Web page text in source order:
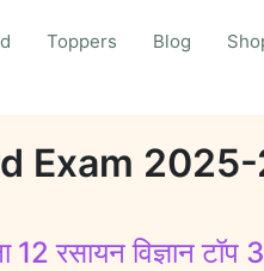
Toppers Blog
Exam 2025-
विज्ञान टॉप